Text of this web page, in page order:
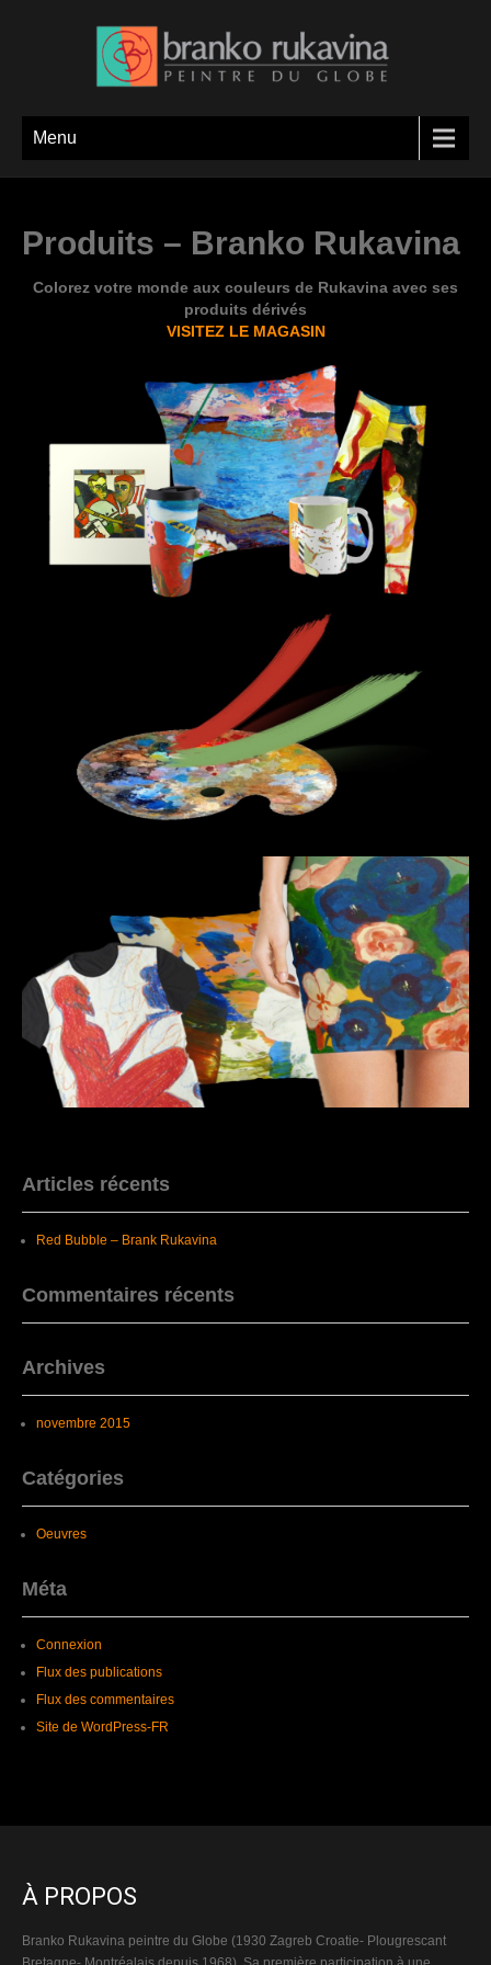
Menu
Produits – Branko Rukavina
Colorez votre monde aux couleurs de Rukavina avec ses
produits dérivés
VISITEZ LE MAGASIN
Articles récents
Red Bubble – Brank Rukavina
Commentaires récents
Archives
novembre 2015
Catégories
Oeuvres
Méta
Connexion
Flux des publications
Flux des commentaires
Site de WordPress-FR
À PROPOS
Branko Rukavina peintre du Globe (1930 Zagreb Croatie- Plougrescant